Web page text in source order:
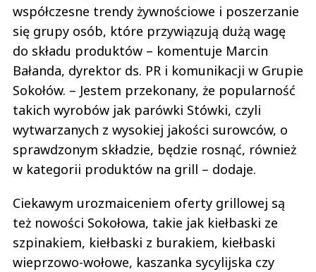
współczesne trendy żywnościowe i poszerzanie
się grupy osób, które przywiązują dużą wagę
do składu produktów – komentuje Marcin
Bałanda, dyrektor ds. PR i komunikacji w Grupie
Sokołów. – Jestem przekonany, że popularność
takich wyrobów jak parówki Stówki, czyli
wytwarzanych z wysokiej jakości surowców, o
sprawdzonym składzie, będzie rosnąć, również
w kategorii produktów na grill – dodaje.
Ciekawym urozmaiceniem oferty grillowej są
też nowości Sokołowa, takie jak kiełbaski ze
szpinakiem, kiełbaski z burakiem, kiełbaski
wieprzowo-wołowe, kaszanka sycylijska czy